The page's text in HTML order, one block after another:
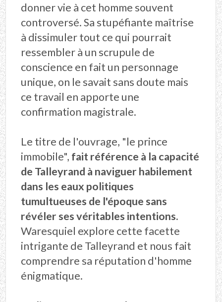
donner vie à cet homme souvent
controversé. Sa stupéfiante maîtrise
à dissimuler tout ce qui pourrait
ressembler à un scrupule de
conscience en fait un personnage
unique, on le savait sans doute mais
ce travail en apporte une
confirmation magistrale.
Le titre de l'ouvrage, "le prince
immobile", fait référence à la capacité
de Talleyrand à naviguer habilement
dans les eaux politiques
tumultueuses de l'époque sans
révéler ses véritables intentions.
Waresquiel explore cette facette
intrigante de Talleyrand et nous fait
comprendre sa réputation d'homme
énigmatique.